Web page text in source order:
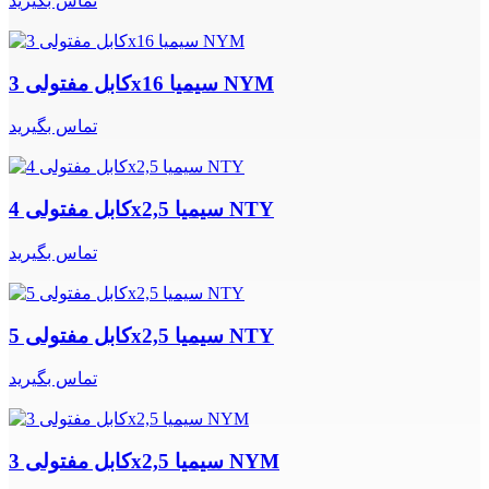
کابل مفتولی 3x16 سیمیا NYM
تماس بگیرید
کابل مفتولی 4x2,5 سیمیا NTY
تماس بگیرید
کابل مفتولی 5x2,5 سیمیا NTY
تماس بگیرید
کابل مفتولی 3x2,5 سیمیا NYM